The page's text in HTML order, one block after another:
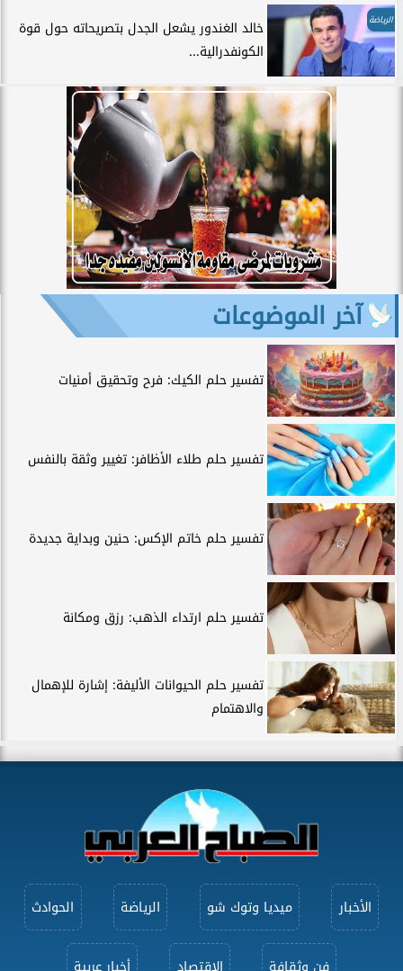
الرياضة
خالد الغندور يشعل الجدل بتصريحاته حول قوة
الكونفدرالية...
آخر الموضوعات
تفسير حلم الكيك: فرح وتحقيق أمنيات
تفسير حلم طلاء الأظافر: تغيير وثقة بالنفس
تفسير حلم خاتم الإكس: حنين وبداية جديدة
تفسير حلم ارتداء الذهب: رزق ومكانة
تفسير حلم الحيوانات الأليفة: إشارة للإهمال
والاهتمام
الأخبار ميديا وتوك شو الرياضة الحوادث